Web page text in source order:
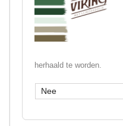
herhaald te worden.
Nee